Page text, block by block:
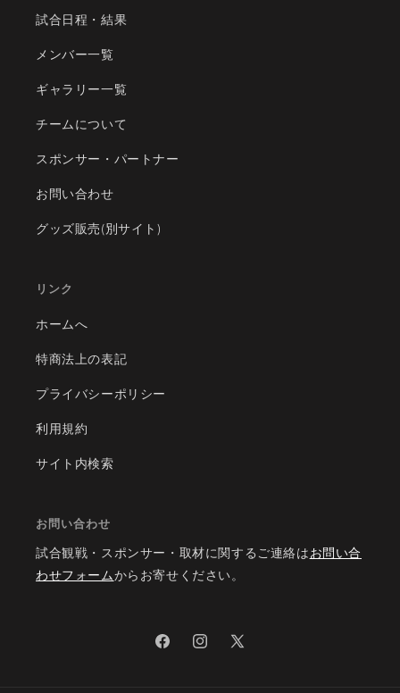
試合日程・結果
メンバー一覧
ギャラリー一覧
チームについて
スポンサー・パートナー
お問い合わせ
グッズ販売(別サイト)
リンク
ホームへ
特商法上の表記
プライバシーポリシー
利用規約
サイト内検索
お問い合わせ
試合観戦・スポンサー・取材に関するご連絡はお問い合
わせフォームからお寄せください。
FacebookInstagram
X